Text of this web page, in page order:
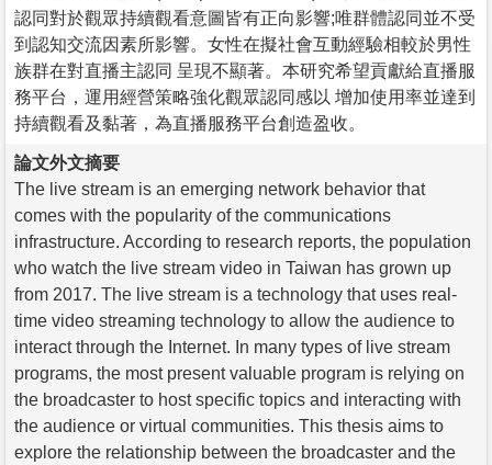
認同對於觀眾持續觀看意圖皆有正向影響;唯群體認同並不受
到認知交流因素所影響。女性在擬社會互動經驗相較於男性
族群在對直播主認同 呈現不顯著。本研究希望貢獻給直播服
務平台，運用經營策略強化觀眾認同感以 增加使用率並達到
持續觀看及黏著，為直播服務平台創造盈收。
論文外文摘要
The live stream is an emerging network behavior that
comes with the popularity of the communications
infrastructure. According to research reports, the population
who watch the live stream video in Taiwan has grown up
from 2017. The live stream is a technology that uses real-
time video streaming technology to allow the audience to
interact through the Internet. In many types of live stream
programs, the most present valuable program is relying on
the broadcaster to host specific topics and interacting with
the audience or virtual communities. This thesis aims to
explore the relationship between the broadcaster and the